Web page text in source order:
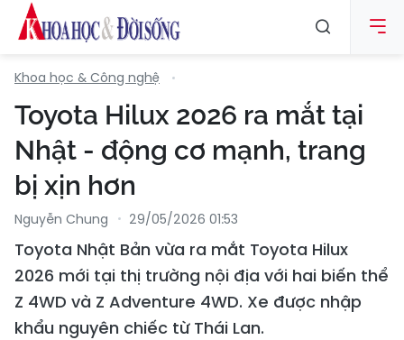
Khoa học & Công nghệ
Toyota Hilux 2026 ra mắt tại
Nhật - động cơ mạnh, trang
bị xịn hơn
Nguyễn Chung 29/05/2026 01:53
Toyota Nhật Bản vừa ra mắt Toyota Hilux
2026 mới tại thị trường nội địa với hai biến thể
Z 4WD và Z Adventure 4WD. Xe được nhập
khẩu nguyên chiếc từ Thái Lan.